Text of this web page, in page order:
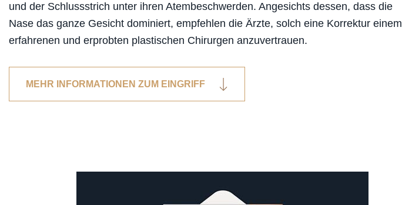
und der Schlussstrich unter ihren Atembeschwerden. Angesichts dessen, dass die
Nase das ganze Gesicht dominiert, empfehlen die Ärzte, solch eine Korrektur einem
erfahrenen und erprobten plastischen Chirurgen anzuvertrauen.
MEHR INFORMATIONEN ZUM EINGRIFF